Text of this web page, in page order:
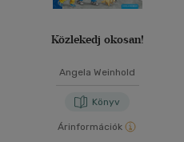
Közlekedj okosan!
Angela Weinhold
Könyv
Árinformációk